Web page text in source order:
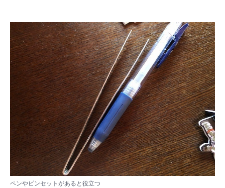
ペンやピンセットがあると役立つ